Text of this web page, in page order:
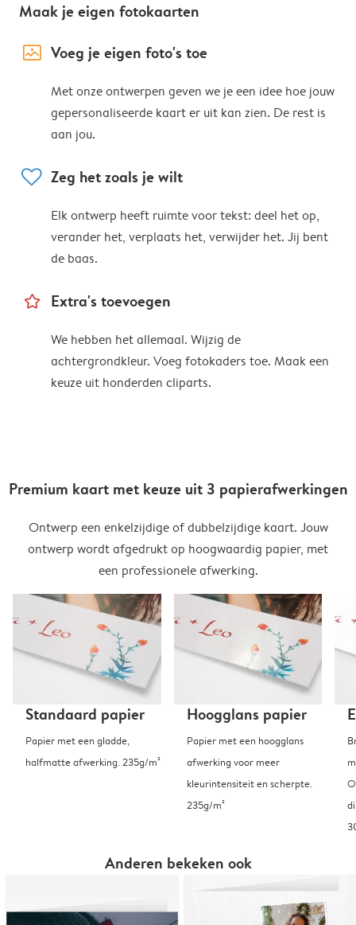
Maak je eigen fotokaarten
image_placeholder Voeg je eigen foto's toe
Met onze ontwerpen geven we je een idee hoe jouw
gepersonaliseerde kaart er uit kan zien. De rest is
aan jou.
heart Zeg het zoals je wilt
Elk ontwerp heeft ruimte voor tekst: deel het op,
verander het, verplaats het, verwijder het. Jij bent
de baas.
star_outline Extra's toevoegen
We hebben het allemaal. Wijzig de
achtergrondkleur. Voeg fotokaders toe. Maak een
keuze uit honderden cliparts.
Premium kaart met keuze uit 3 papierafwerkingen
Ontwerp een enkelzijdige of dubbelzijdige kaart. Jouw
ontwerp wordt afgedrukt op hoogwaardig papier, met
een professionele afwerking.
Standaard papier
Papier met een gladde,
halfmatte afwerking. 235g/m²
Hoogglans papier
Papier met een hoogglans
afwerking voor meer
kleurintensiteit en scherpte.
235g/m²
Anderen bekeken ook